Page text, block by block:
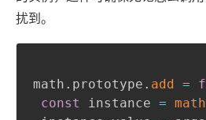
扰到。
math . prototype . add =
const
instance = math